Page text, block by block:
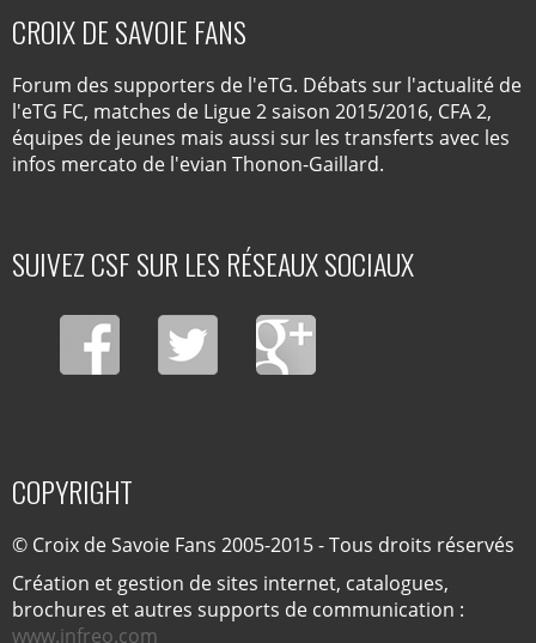
CROIX DE SAVOIE FANS
Forum des supporters de l'eTG. Débats sur l'actualité de
l'eTG FC, matches de Ligue 2 saison 2015/2016, CFA 2,
équipes de jeunes mais aussi sur les transferts avec les
infos mercato de l'evian Thonon-Gaillard.
SUIVEZ CSF SUR LES RÉSEAUX SOCIAUX
COPYRIGHT
© Croix de Savoie Fans 2005-2015 - Tous droits réservés
Création et gestion de sites internet, catalogues,
brochures et autres supports de communication :
www.infreo.com